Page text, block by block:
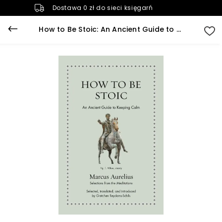
Dostawa 0 zł do sieci księgarń
How to Be Stoic: An Ancient Guide to Keeping Calm